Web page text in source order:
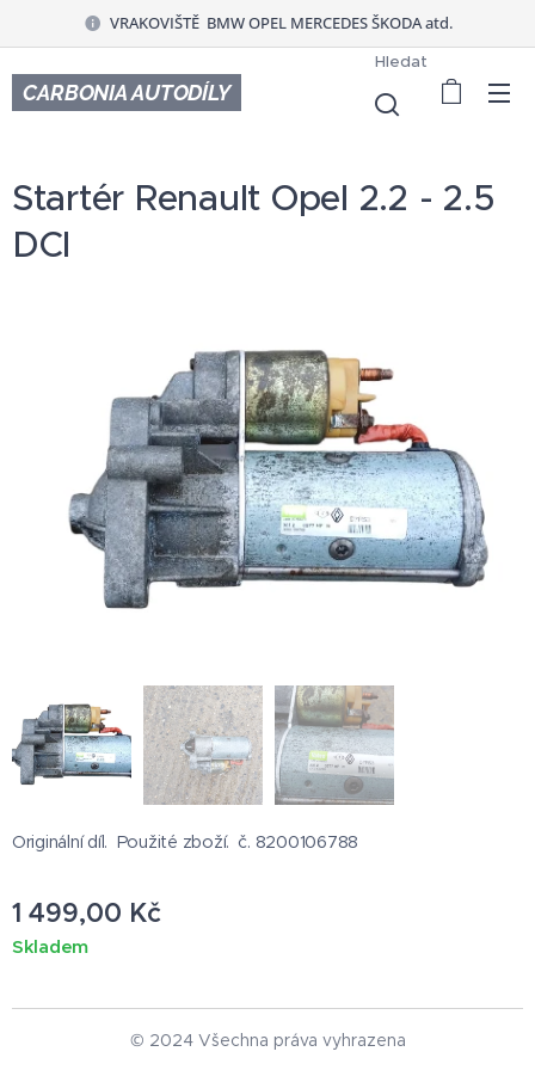
VRAKOVIŠTĚ BMW OPEL MERCEDES ŠKODA atd.
CARBONIA AUTODÍLY
Hledat
Startér Renault Opel 2.2 - 2.5
DCI
Originální díl. Použité zboží. č. 8200106788
1 499,00 Kč
Skladem
© 2024 Všechna práva vyhrazena